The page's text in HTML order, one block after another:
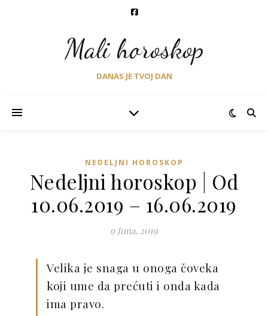
Mali horoskop
DANAS JE TVOJ DAN
NEDELJNI HOROSKOP
Nedeljni horoskop | Od
10.06.2019 – 16.06.2019
9 Juna, 2019
Velika je snaga u onoga čoveka
koji ume da prećuti i onda kada
ima pravo.